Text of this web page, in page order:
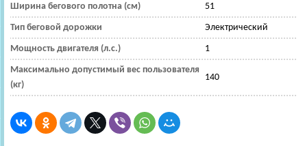
Ширина бегового полотна (см) 51
Тип беговой дорожки Электрический
Мощность двигателя (л.с.) 1
Максимально допустимый вес пользователя
(кг)
140